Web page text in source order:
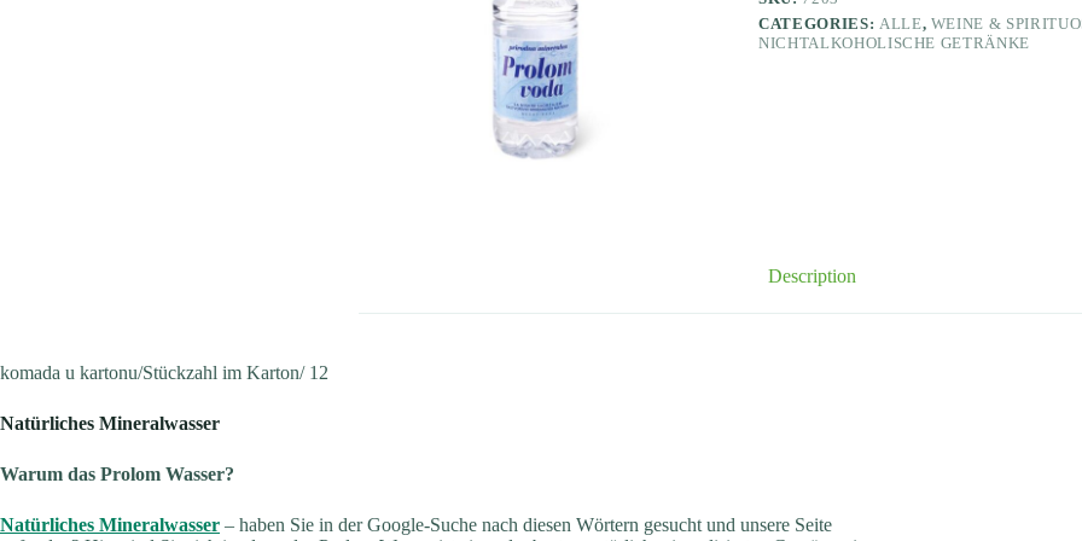
CATEGORIES: ALLE, WEINE &
NICHTALKOHOLISCHE GETRÄNKE
Description
komada u kartonu/Stückzahl im Karton/ 12
Natürliches Mineralwasser
Warum das Prolom Wasser?
Natürliches Mineralwasser – haben Sie in der Google-Suche nach diesen Wörtern gesucht und unsere Seite